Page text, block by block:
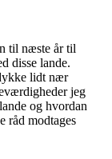
til næste år til
disse lande.
lidt nær
jeg
og hvordan
råd modtages